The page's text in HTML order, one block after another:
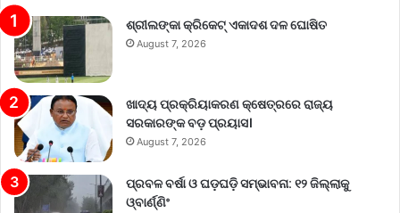
ଶ୍ରୀଲଙ୍କା କ୍ରିକେଟ୍‌ ଏକାଦଶ ଦଳ ଘୋଷିତ
August 7, 2026
ଖାଦ୍ୟ ପ୍ରକ୍ରିୟାକରଣ କ୍ଷେତ୍ରରେ ରାଜ୍ୟ
ସରକାରଙ୍କ ବଡ଼ ପ୍ରୟାସ।
August 7, 2026
ପ୍ରବଳ ବର୍ଷା ଓ ଘଡ଼ଘଡ଼ି ସମ୍ଭାବନା: ୧୨ ଜିଲ୍ଲାକୁ
ଓ୍ବାର୍ଣ୍ଣିଂ